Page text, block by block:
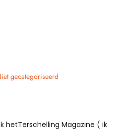
gecategoriseerd
hetTerschelling Magazine ( ik